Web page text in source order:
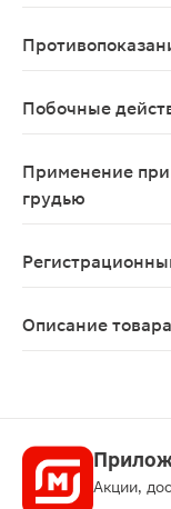
Побочные
Применение
грудью
Описание товара
Акции,